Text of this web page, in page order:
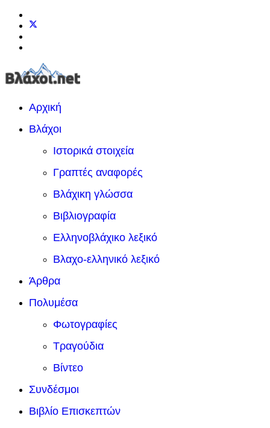
Αρχική
Βλάχοι
Ιστορικά στοιχεία
Γραπτές αναφορές
Βλάχικη γλώσσα
Βιβλιογραφία
Ελληνοβλάχικο λεξικό
Βλαχο-ελληνικό λεξικό
Άρθρα
Πολυμέσα
Φωτογραφίες
Τραγούδια
Βίντεο
Συνδέσμοι
Βιβλίο Επισκεπτών